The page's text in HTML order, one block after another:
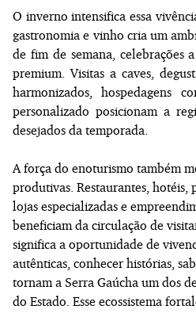
O inverno intensifica essa
gastronomia e vinho cria um
de fim de semana, celebrações
premium. Visitas a caves,
harmonizados, hospedagens
personalizado posicionam a
desejados da temporada.
A força do enoturismo também
produtivas. Restaurantes, hotéis,
lojas especializadas e
beneficiam da circulação de
significa a oportunidade de
autênticas, conhecer histórias,
tornam a Serra Gaúcha um dos
do Estado. Esse ecossistema